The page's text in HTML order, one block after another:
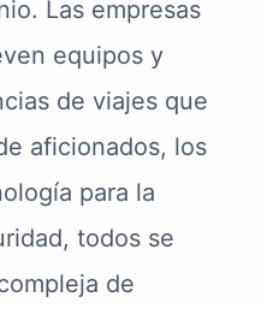
Las empresas
equipos y
de viajes que
aficionados, los
para la
todos se
de